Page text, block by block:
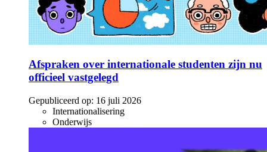
Afspraken over internationale studenten zijn nu
officieel vastgelegd
Gepubliceerd op: 16 juli 2026
Internationalisering
Onderwijs